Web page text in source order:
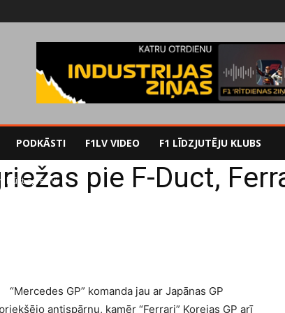
PODKĀSTI F1LV VIDEO F1 LĪDZJUTĒJU KLUBS
kļūst agresīvi pie F-Duct,
“Mercedes GP” komanda jau ar Japānas GP
antispārnu, kamēr “Ferrari” Korejas GP arī